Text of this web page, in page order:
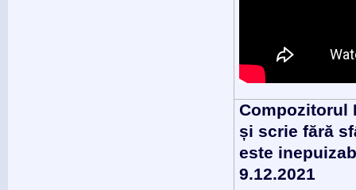
Compozitorul
și scrie fără
este
9.12.2021